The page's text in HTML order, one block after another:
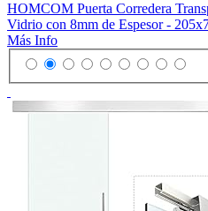
HOMCOM Puerta Corredera
Vidrio con 8mm de Espesor -
Más Info